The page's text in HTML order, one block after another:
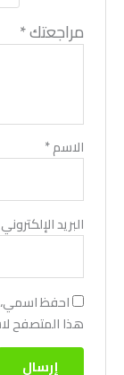
مراجعتك*
الاسم*
البريد
احفظ اسمي،
هذا المتصفح